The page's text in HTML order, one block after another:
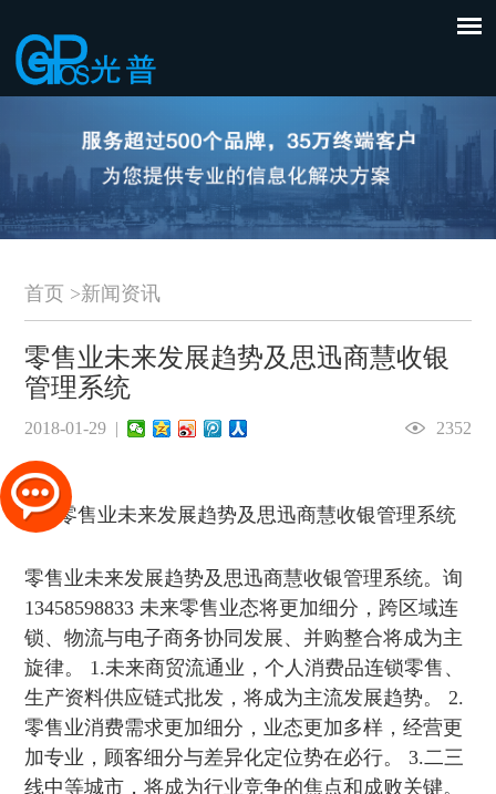
首页 >新闻资讯
零售业未来发展趋势及思迅商慧收银
管理系统
2018-01-29 | 2352
零售业未来发展趋势及思迅商慧收银管理系统。询
13458598833 未来零售业态将更加细分，跨区域连
锁、物流与电子商务协同发展、并购整合将成为主
旋律。 1.未来商贸流通业，个人消费品连锁零售、
生产资料供应链式批发，将成为主流发展趋势。 2.
零售业消费需求更加细分，业态更加多样，经营更
加专业，顾客细分与差异化定位势在必行。 3.二三
线中等城市，将成为行业竞争的焦点和成败关键。